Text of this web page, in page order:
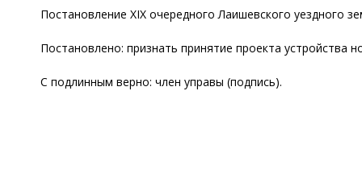
Постановление XIX очередного Лаишевского уездного
Постановлено: признать принятие проекта устройства
С подлинным верно: член управы (подпись).